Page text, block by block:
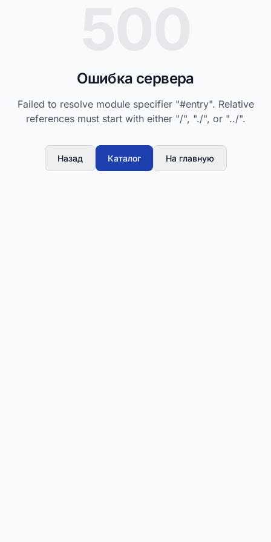
Ошибка сервера
Failed to resolve module specifier "#entry". Relative
references must start with either "/", "./", or "../".
Назад Каталог На главную